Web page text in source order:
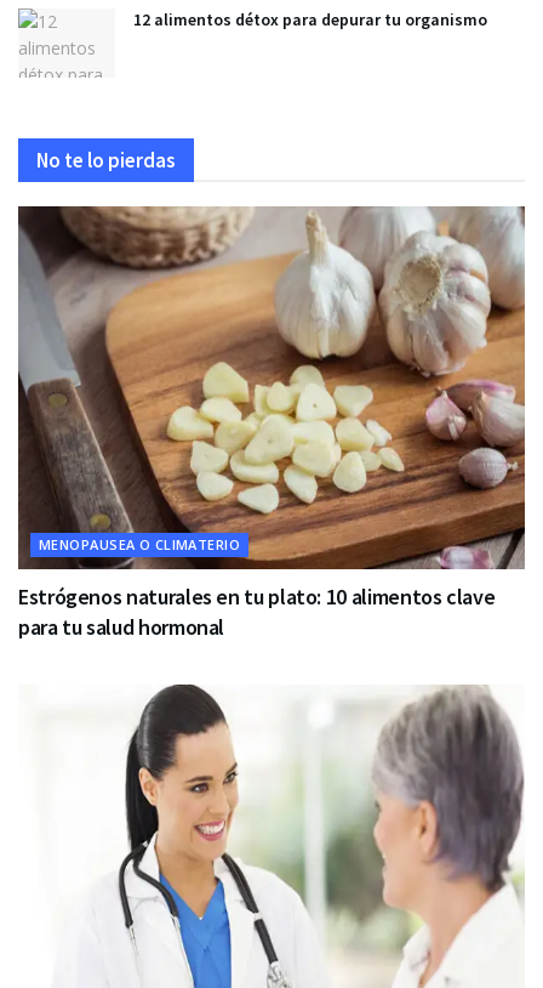
12 alimentos détox para depurar tu organismo
No te lo pierdas
MENOPAUSEA O CLIMATERIO
Estrógenos naturales en tu plato: 10 alimentos clave
para tu salud hormonal